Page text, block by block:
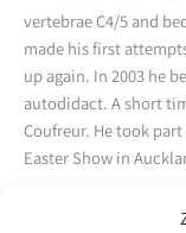
vertebrae C4/5 and
made his first
up again. In 2003 he
autodidact. A short
Coufreur. He took
Easter Show in
Back to the